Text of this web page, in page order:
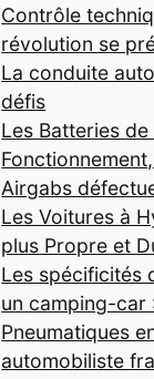
Contrôle
révolution se
La conduite
défis
Les Batteries
Airgabs
Les Voitures à
plus Propre et
Les spécificités
un camping-car
Pneumatiques
automobiliste